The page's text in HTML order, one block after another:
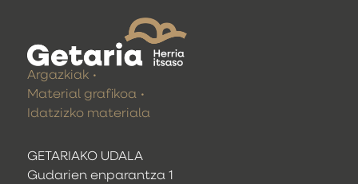
GETARIAKO UDALA
Gudarien enparantza 1
Argazkiak
Material grafikoa
Idatzizko materiala